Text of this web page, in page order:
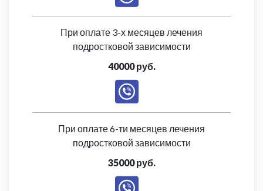
При оплате 3-х месяцев лечения
подростковой зависимости
40000 руб.
При оплате 6-ти месяцев лечения
подростковой зависимости
35000 руб.